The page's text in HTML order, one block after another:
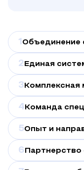
1 Объединение
2 Единая
3
4 Команда
5Опыт и
6